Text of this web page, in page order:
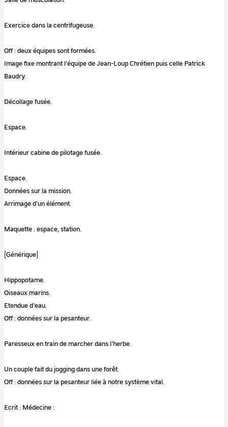
Exercice dans la centrifugeuse.
Off : deux équipes sont formées.
Image fixe montrant l'équipe de Jean-Loup Chrétien puis celle Patrick
Baudry.
Décollage fusée.
Espace.
Intérieur cabine de pilotage fusée.
Espace.
Données sur la mission.
Arrimage d'un élément.
Maquette : espace, station.
[Générique]
Hippopotame.
Oiseaux marins.
Etendue d'eau.
Off : données sur la pesanteur.
Paresseux en train de marcher dans l'herbe.
Un couple fait du jogging dans une forêt.
Off : données sur la pesanteur liée à notre système vital.
Ecrit : Médecine :